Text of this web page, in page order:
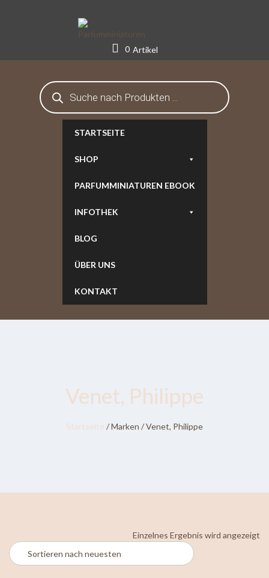
0 Artikel
STARTSEITE
SHOP
PARFUMMINIATUREN EBOOK
INFOTHEK
BLOG
ÜBER UNS
KONTAKT
Products
search
Venet, Philippe
Startseite / Marken / Venet, Philippe
Einzelnes Ergebnis wird angezeigt